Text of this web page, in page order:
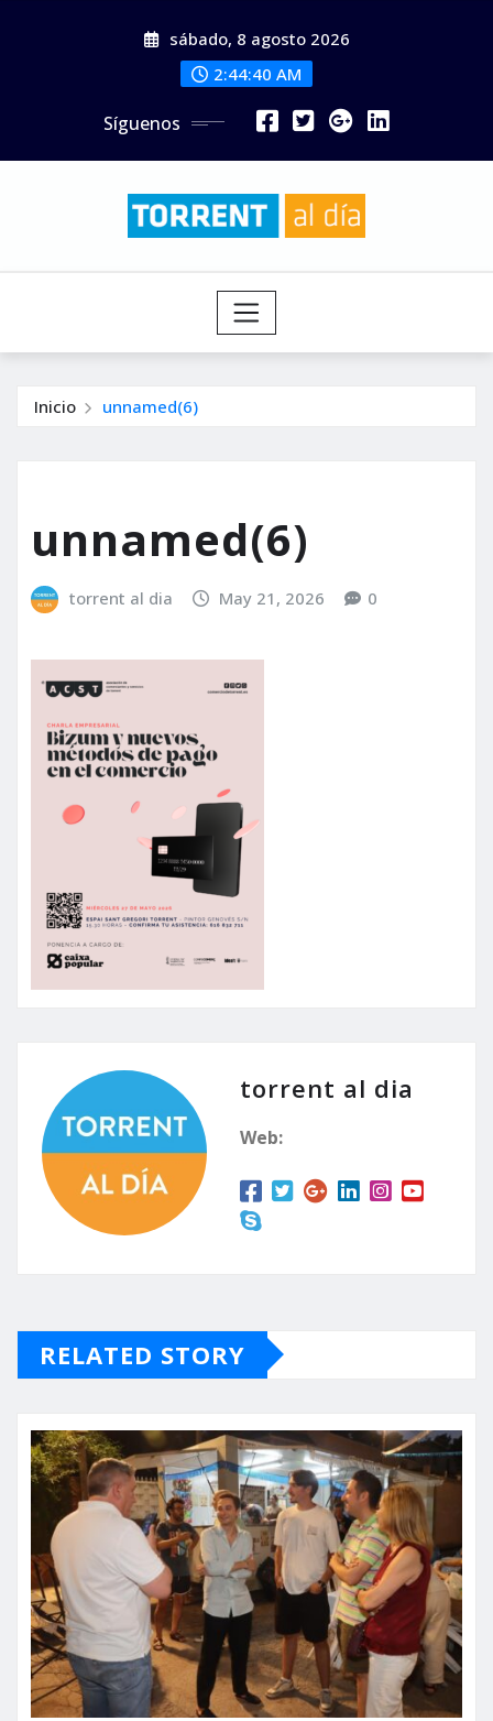
sábado, 8 agosto 2026
2:44:41 AM
Síguenos
Inicio unnamed(6)
unnamed(6)
torrent al dia May 21, 2026 0
torrent al dia
Web:
RELATED STORY